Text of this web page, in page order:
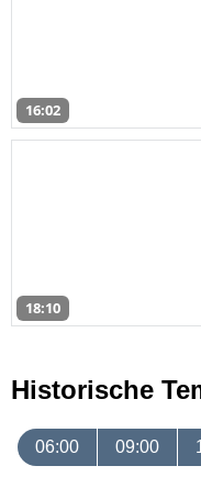
16:02
18:10
Historische
06:00 09:00